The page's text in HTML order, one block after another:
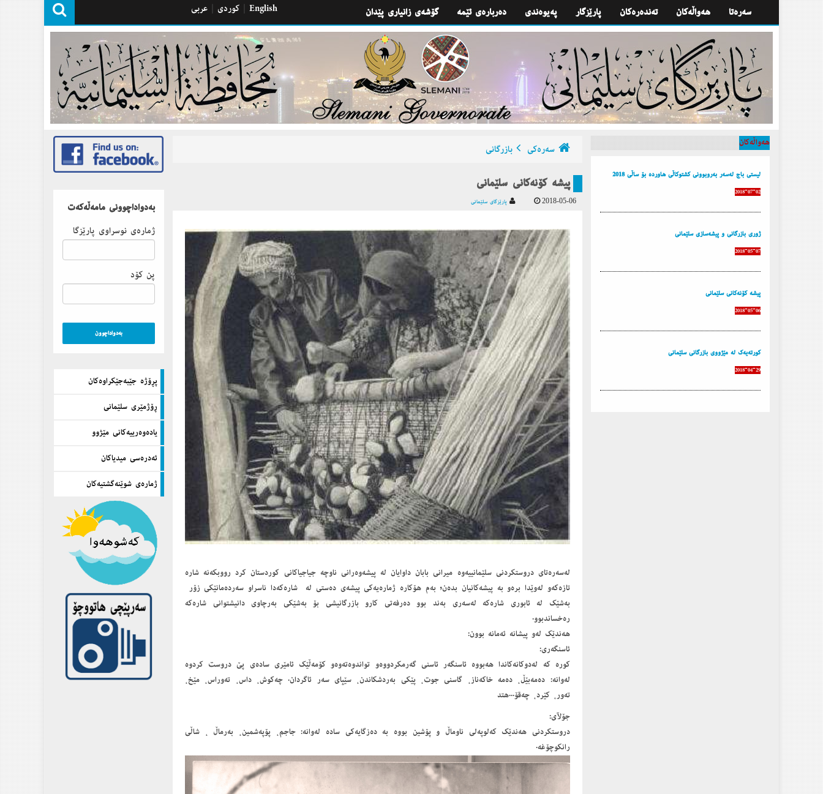
كوردی عربی English گۆشه‌ی زانیاری پێدان په‌یوه‌ندی پارێزگار تەندەرەكان هه‌واڵه‌كان سه‌ره‌تا
بەدواداچوونى مامەڵەكەت
ژمارەى نوسراوى پارێزگا
پن كۆد
پڕۆژه‌ جێبه‌جێكراوه‌كان
ڕۆژمێری سلێمانی
یاده‌وه‌رییه‌كانی مێژوو
ئه‌دره‌سی میدیاكان
ژماره‌ی شوێنه‌گشتیه‌كان
سه‌ره‌كی بازرگانی
پیشە كۆنەكانى سلێمانى
2018-05-06
لەسەرەتاى دروستكردنى سلێمانییەوە میرانى بابان داوایان لە پیشەوەرانى ناوچە جیاجیاكانى كوردستان كرد رووبكەنە شارە
تازەكەو لەوێدا برەو بە پیشەكانیان بدەن, بەم هۆكارە ژمارەیەكى پیشەى دەستى لە شارەكەدا ناسراو سەردەمانێكى زۆر
بەشێك لە ئابورى شارەكە لەسەرى بەند بوو دەرفەتى كارو بازرگانیشى بۆ بەشێكى بەرچاوى دانیشتوانى شارەكە
رەخساندبوو.
هەندێك لەو پیشانە ئەمانە بوون:
ئاسنگەرى:
كورە كە لەدوكانەكاندا هەبووە ئاسنگەر ئاسنى گەرمكردووەو تواندوەتەوەو كۆمەڵێك ئامێرى سادەى پێ دروست كردوە
لەوانە: دەمەبێڵ، دەمە خاكەناز، گاسنى جوت، پێكى بەردشكاندن، سێپاى سەر ئاگردان. چەكوش، داس، تەوراس، مێخ،
تەور، كێرد، چەقۆ...هتد
جۆلآى:
دروستكردنى هەندێك كەلوپەلى ناوماڵ و پۆشین بووە بە دەزگایەكى سادە لەوانە: جاجم، پۆپەشمین، بەرماڵ ، شاڵى
رانكوچۆغە.
هه‌واڵه‌كان
لیستی باج لەسەر بەروبوونی كشتوكاڵی هاوردە بۆ ساڵی 2018
2018-07-02
ژوری بازرگانی و پیشەسازی سلێمانی
2018-05-07
پیشە كۆنەكانى سلێمانى
2018-05-06
كورته‌یه‌ك له‌ مێژووی بازرگانی سلێمانی
2018-04-29